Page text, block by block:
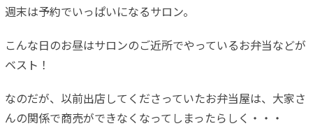
週末は予約でいっぱいになるサロン。
こんな日のお昼はサロンのご近所でやっているお弁当などが
ベスト！
なのだが、以前出店してくださっていたお弁当屋は、大家さ
んの関係で商売ができなくなってしまったらしく・・・